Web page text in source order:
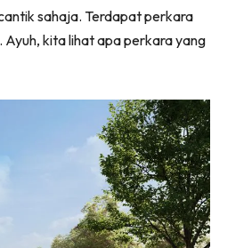
sahaja. Terdapat perkara
kita lihat apa perkara yang